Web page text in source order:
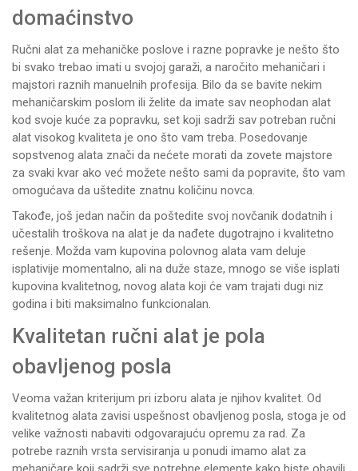
domaćinstvo
Ručni alat za mehaničke poslove i razne popravke je nešto što
bi svako trebao imati u svojoj garaži, a naročito mehaničari i
majstori raznih manuelnih profesija. Bilo da se bavite nekim
mehaničarskim poslom ili želite da imate sav neophodan alat
kod svoje kuće za popravku, set koji sadrži sav potreban ručni
alat visokog kvaliteta je ono što vam treba. Posedovanje
sopstvenog alata znači da nećete morati da zovete majstore
za svaki kvar ako već možete nešto sami da popravite, što vam
omogućava da uštedite znatnu količinu novca.
Takođe, još jedan način da poštedite svoj novčanik dodatnih i
učestalih troškova na alat je da nađete dugotrajno i kvalitetno
rešenje. Možda vam kupovina polovnog alata vam deluje
isplativije momentalno, ali na duže staze, mnogo se više isplati
kupovina kvalitetnog, novog alata koji će vam trajati dugi niz
godina i biti maksimalno funkcionalan.
Kvalitetan ručni alat je pola
obavljenog posla
Veoma važan kriterijum pri izboru alata je njihov kvalitet. Od
kvalitetnog alata zavisi uspešnost obavljenog posla, stoga je od
velike važnosti nabaviti odgovarajuću opremu za rad. Za
potrebe raznih vrsta servisiranja u ponudi imamo alat za